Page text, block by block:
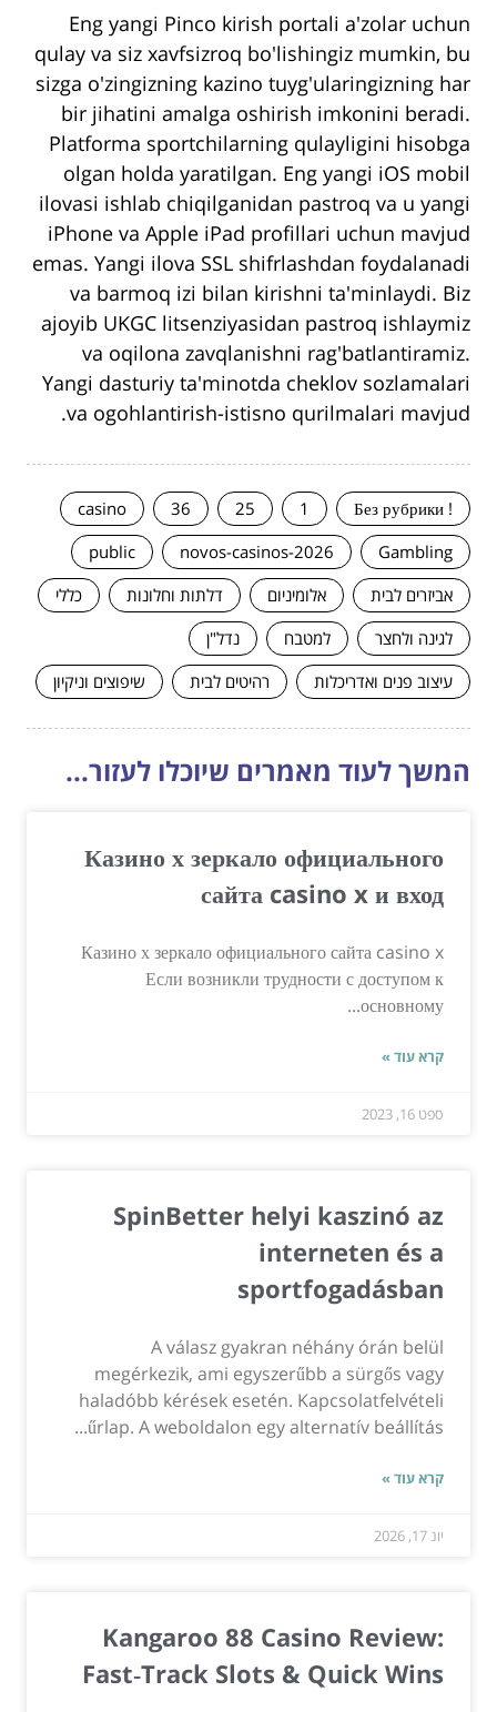
Eng yangi Pinco kirish portali a'zolar uchun
qulay va siz xavfsizroq bo'lishingiz mumkin, bu
sizga o'zingizning kazino tuyg'ularingizning har
bir jihatini amalga oshirish imkonini beradi.
Platforma sportchilarning qulayligini hisobga
olgan holda yaratilgan. Eng yangi iOS mobil
ilovasi ishlab chiqilganidan pastroq va u yangi
iPhone va Apple iPad profillari uchun mavjud
emas. Yangi ilova SSL shifrlashdan foydalanadi
va barmoq izi bilan kirishni ta'minlaydi. Biz
ajoyib UKGC litsenziyasidan pastroq ishlaymiz
va oqilona zavqlanishni rag'batlantiramiz.
Yangi dasturiy ta'minotda cheklov sozlamalari
va ogohlantirish-istisno qurilmalari mavjud.
! Без рубрики
1
25
36
casino
Gambling
novos-casinos-2026
public
אביזרים לבית
אלומיניום דלתות וחלונות
כללי
לגינה ולחצר
למטבח
נדל"ן
עיצוב פנים ואדריכלות
רהיטים לבית שיפוצים וניקיון
המשך לעוד מאמרים שיוכלו לעזור...
Казино х зеркало официального
сайта casino x и вход
Казино х зеркало официального сайта casino x
Если возникли трудности с доступом к
основному...
קרא עוד »
ספט 16, 2023
SpinBetter helyi kaszinó az
interneten és a
sportfogadásban
A válasz gyakran néhány órán belül
megérkezik, ami egyszerűbb a sürgős vagy
haladóbb kérések esetén. Kapcsolatfelvételi
űrlap. A weboldalon egy alternatív beállítás...
קרא עוד »
יונ 17, 2026
Kangaroo 88 Casino Review:
Fast‑Track Slots & Quick Wins